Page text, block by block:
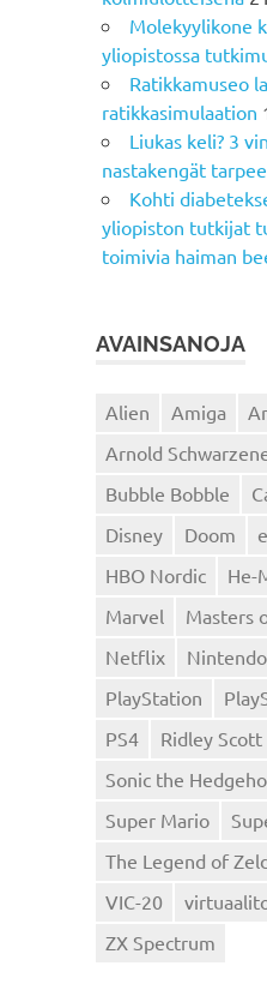
Molekyylikone
yliopistossa
Ratikkamuseo
ratikkasimulaation
Liukas keli? 3
nastakengät
Kohti
yliopiston tutkijat
toimivia haiman
AVAINSANOJA
Alien Amiga
Arnold
Bubble Bobble
Disney
Doom
HBO Nordic
He-
Marvel
Masters
Netflix
Nintendo
PlayStation
PS4
Ridley Scott
Sonic the
Super Mario
The Legend of
VIC-20
ZX Spectrum